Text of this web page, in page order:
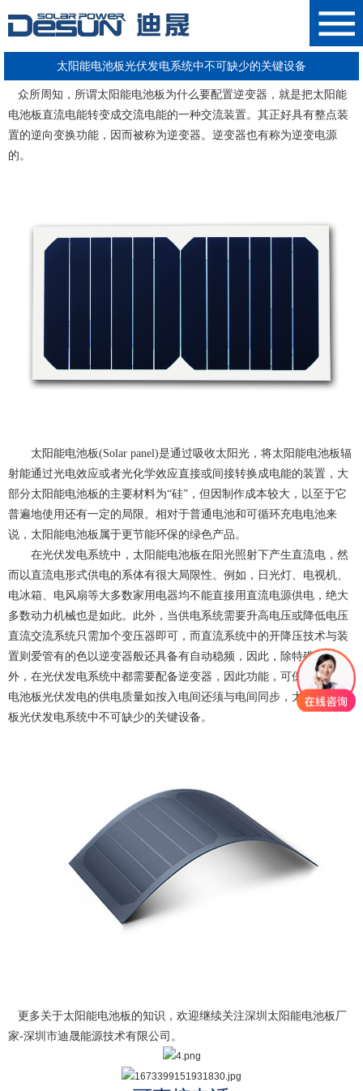
太阳能电池板光伏发电系统中不可缺少的关键设备
众所周知，所谓太阳能电池板 为什么要配置逆变器，就是把太阳能
电池板直流电能转变成交流电能的一种交流装置。其正好具有整点装
置的逆向变换功能，因而被称为逆变器。逆变器也有称为逆变电源
的。
太阳能电池板(Solar panel)是通过吸收太阳光，将太阳能电池板辐
射能通过光电效应或者光化学效应直接或间接转换成电能的装置，大
部分太阳能电池板 的主要材料为“硅”，但因制作成本较大，以至于它
普遍地使用还有一定的局限。相对于普通电池和可循环充电电池来
说 ，太阳能电池板 属于更节能环保的绿色产品。
在光伏发电系统中， 太阳能电池板在阳光照射下产生直流电，然
而以直流电形式供电的系体有很大局限性。例如，日光灯、电视机、
电冰箱、电风扇等大多数家用电器均不能直接用直流电源供电，绝大
多数动力机械也是如此。此外，当供电系统需要升高电压或降低电压
直流交流系统只需加个变压器即可，而直流系统中的开降压技术与装
置则爱管有的色以逆变器般还具备有自动稳频，因此，除特殊用户
外，在光伏发电系统中都需要配备逆变器， 因此功能，可保障太阳能
电池板光伏发电的供电质量如按入电间还须与电间同步， 太阳能电池
板光伏发电系统中不可缺少的关键设备。
更多关于太阳能电池板 的知识，欢迎继续关注深圳太阳能电池板厂
家-深圳市迪晟能源技术有限公司 。